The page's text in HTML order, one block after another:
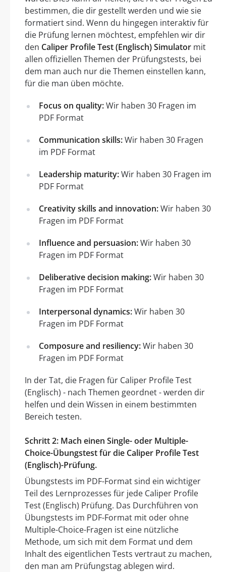
bestimmen, die dir gestellt werden und wie sie
formatiert sind. Wenn du hingegen interaktiv für
die Prüfung lernen möchtest, empfehlen wir dir
den Caliper Profile Test (Englisch) Simulator mit
allen offiziellen Themen der Prüfungstests, bei
dem man auch nur die Themen einstellen kann,
für die man üben möchte.
Focus on quality:Wir haben 30 Fragen im
PDF Format
Communication skills:Wir haben 30 Fragen
im PDF Format
Leadership maturity:Wir haben 30 Fragen im
PDF Format
Creativity skills and innovation:Wir haben 30
Fragen im PDF Format
Influence and persuasion:Wir haben 30
Fragen im PDF Format
Deliberative decision making:Wir haben 30
Fragen im PDF Format
Interpersonal dynamics:Wir haben 30
Fragen im PDF Format
Composure and resiliency:Wir haben 30
Fragen im PDF Format
In der Tat, die Fragen für Caliper Profile Test
(Englisch) - nach Themen geordnet - werden dir
helfen und dein Wissen in einem bestimmten
Bereich testen.
Schritt 2: Mach einen Single- oder Multiple-
Choice-Übungstest für die Caliper Profile Test
(Englisch)-Prüfung.
Übungstests im PDF-Format sind ein wichtiger
Teil des Lernprozesses für jede Caliper Profile
Test (Englisch) Prüfung. Das Durchführen von
Übungstests im PDF-Format mit oder ohne
Multiple-Choice-Fragen ist eine nützliche
Methode, um sich mit dem Format und dem
Inhalt des eigentlichen Tests vertraut zu machen,
den man am Prüfungstag ablegen wird.